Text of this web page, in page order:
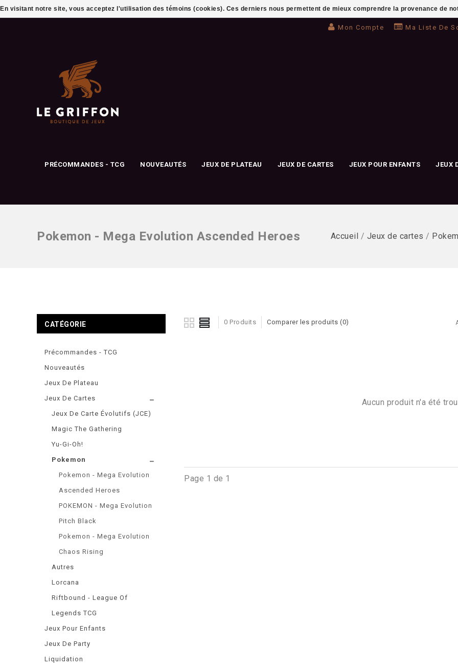
Mon Compte Ma Liste De
PRÉCOMMANDES - TCG NOUVEAUTÉS JEUX DE PLATEAU JEUX DE CARTES JEUX POUR ENFANTS JEUX
Pokemon - Mega Evolution Ascended Heroes Accueil / Jeux de cartes /
0 Produits Comparer les produits (0)
Aucun produit n'a été
Page 1 de 1
CATÉGORIE
Précommandes - TCG
Nouveautés
Jeux De Plateau
Jeux De Cartes
Jeux De Carte Évolutifs (JCE)
Magic The Gathering
Yu-Gi-Oh!
Pokemon
Pokemon - Mega Evolution
Ascended Heroes
POKEMON - Mega Evolution
Pitch Black
Pokemon - Mega Evolution
Chaos Rising
Autres
Lorcana
Riftbound - League Of
Legends TCG
Jeux Pour Enfants
Jeux De Party
Liquidation
En visitant notre site, vous acceptez l'utilisation des témoins (cookies). Ces derniers nous permettent de mieux comprendre la provenance de